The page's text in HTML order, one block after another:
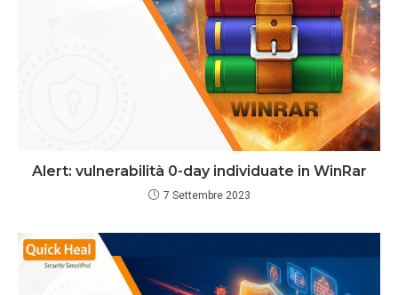
Alert: vulnerabilità 0-day individuate in WinRar
7 Settembre 2023